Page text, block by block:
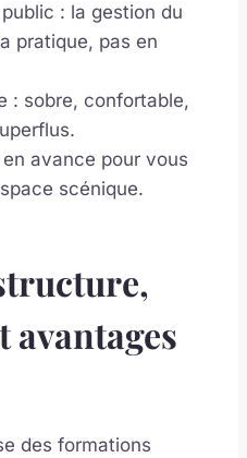
: la gestion du
pratique, pas en
: sobre, confortable,
avance pour vous
scénique.
avantages
des formations